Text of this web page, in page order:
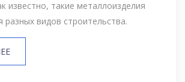
известно, такие металлоизделия
разных видов строительства.